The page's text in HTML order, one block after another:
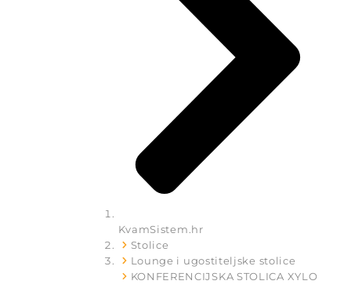
KvamSistem.hr
Stolice
Lounge i ugostiteljske stolice
KONFERENCIJSKA STOLICA XYLO